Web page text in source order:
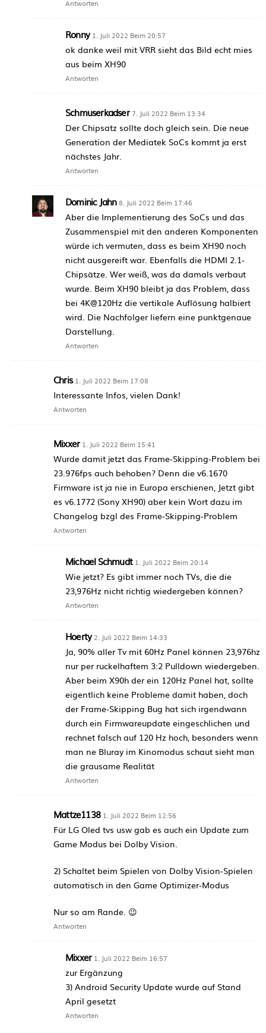
Antworten
Ronny 1. Juli 2022 Beim 20:57
ok danke weil mit VRR sieht das Bild echt mies
aus beim XH90
Antworten
Schmuserkadser 7. Juli 2022 Beim 13:34
Der Chipsatz sollte doch gleich sein. Die neue
Generation der Mediatek SoCs kommt ja erst
nächstes Jahr.
Antworten
Dominic Jahn 8. Juli 2022 Beim 17:46
Aber die Implementierung des SoCs und das
Zusammenspiel mit den anderen Komponenten
würde ich vermuten, dass es beim XH90 noch
nicht ausgereift war. Ebenfalls die HDMI 2.1-
Chipsätze. Wer weiß, was da damals verbaut
wurde. Beim XH90 bleibt ja das Problem, dass
bei 4K@120Hz die vertikale Auflösung halbiert
wird. Die Nachfolger liefern eine punktgenaue
Darstellung.
Antworten
Chris 1. Juli 2022 Beim 17:08
Interessante Infos, vielen Dank!
Antworten
Mixxer 1. Juli 2022 Beim 15:41
Wurde damit jetzt das Frame-Skipping-Problem bei
23.976fps auch behoben? Denn die v6.1670
Firmware ist ja nie in Europa erschienen, Jetzt gibt
es v6.1772 (Sony XH90) aber kein Wort dazu im
Changelog bzgl des Frame-Skipping-Problem
Antworten
Michael Schmudt 1. Juli 2022 Beim 20:14
Wie jetzt? Es gibt immer noch TVs, die die
23,976Hz nicht richtig wiedergeben können?
Antworten
Hoerty 2. Juli 2022 Beim 14:33
Ja, 90% aller Tv mit 60Hz Panel können 23,976hz
nur per ruckelhaftem 3:2 Pulldown wiedergeben.
Aber beim X90h der ein 120Hz Panel hat, sollte
eigentlich keine Probleme damit haben, doch
der Frame-Skipping Bug hat sich irgendwann
durch ein Firmwareupdate eingeschlichen und
rechnet falsch auf 120 Hz hoch, besonders wenn
man ne Bluray im Kinomodus schaut sieht man
die grausame Realität
Antworten
Mattze1138 1. Juli 2022 Beim 12:56
Für LG Oled tvs usw gab es auch ein Update zum
Game Modus bei Dolby Vision.
2) Schaltet beim Spielen von Dolby Vision-Spielen
automatisch in den Game Optimizer-Modus
Nur so am Rande. 😉
Antworten
Mixxer 1. Juli 2022 Beim 16:57
zur Ergänzung
3) Android Security Update wurde auf Stand
April gesetzt
Antworten